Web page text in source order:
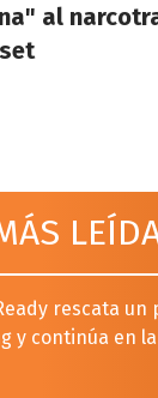
al
rescata
y continúa en